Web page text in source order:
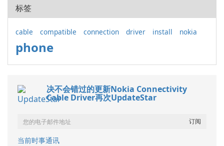
标签
cable compatible connection driver install nokia
phone
决不会错过的更新Nokia Connectivity
Cable Driver再次UpdateStar
当前时事通讯